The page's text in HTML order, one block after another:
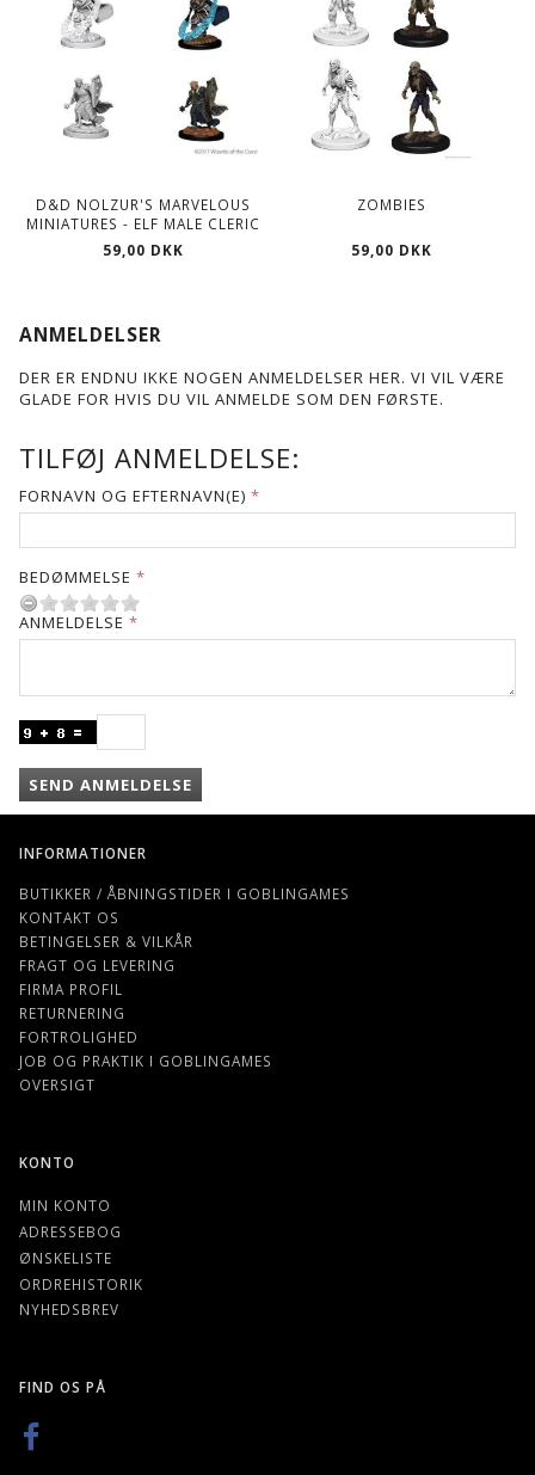
D&D NOLZUR'S MARVELOUS
MINIATURES - ELF MALE CLERIC
59,00 DKK
ZOMBIES
59,00 DKK
ANMELDELSER
DER ER ENDNU IKKE NOGEN ANMELDELSER HER. VI VIL VÆRE
GLADE FOR HVIS DU VIL ANMELDE SOM DEN FØRSTE.
TILFØJ ANMELDELSE:
FORNAVN OG EFTERNAVN(E)
BEDØMMELSE
ANMELDELSE
SEND ANMELDELSE
INFORMATIONER
BUTIKKER / ÅBNINGSTIDER I GOBLINGAMES
KONTAKT OS
BETINGELSER & VILKÅR
FRAGT OG LEVERING
FIRMA PROFIL
RETURNERING
FORTROLIGHED
JOB OG PRAKTIK I GOBLINGAMES
OVERSIGT
KONTO
MIN KONTO
ADRESSEBOG
ØNSKELISTE
ORDREHISTORIK
NYHEDSBREV
FIND OS PÅ